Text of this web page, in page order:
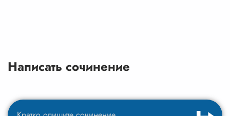
Написать сочинение